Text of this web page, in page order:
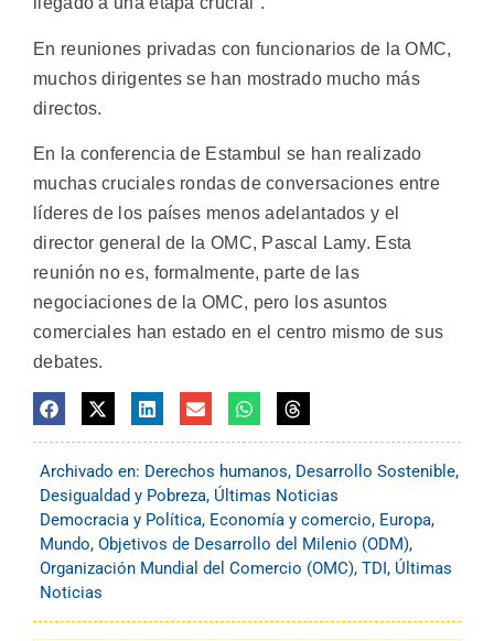
En reuniones privadas con funcionarios de la OMC,
muchos dirigentes se han mostrado mucho más
directos.
En la conferencia de Estambul se han realizado
muchas cruciales rondas de conversaciones entre
líderes de los países menos adelantados y el
director general de la OMC, Pascal Lamy. Esta
reunión no es, formalmente, parte de las
negociaciones de la OMC, pero los asuntos
comerciales han estado en el centro mismo de sus
debates.
Archivado en: Derechos humanos, Desarrollo Sostenible,
Desigualdad y Pobreza, Últimas Noticias
Democracia y Política, Economía y comercio, Europa,
Mundo, Objetivos de Desarrollo del Milenio (ODM),
Organización Mundial del Comercio (OMC), TDI, Últimas
Noticias